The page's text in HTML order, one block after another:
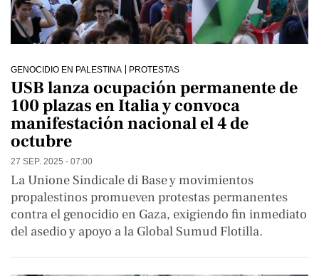
GENOCIDIO EN PALESTINA PROTESTAS
USB lanza ocupación permanente de
100 plazas en Italia y convoca
manifestación nacional el 4 de
octubre
27 SEP. 2025 - 07:00
La Unione Sindicale di Base y movimientos
propalestinos promueven protestas permanentes
contra el genocidio en Gaza, exigiendo fin inmediato
del asedio y apoyo a la Global Sumud Flotilla.